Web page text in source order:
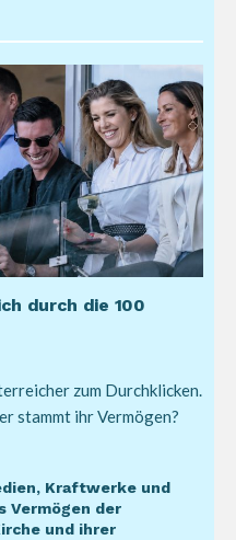
durch die 100
zum Durchklicken.
stammt ihr Vermögen?
Kraftwerke und
Vermögen der
und ihrer